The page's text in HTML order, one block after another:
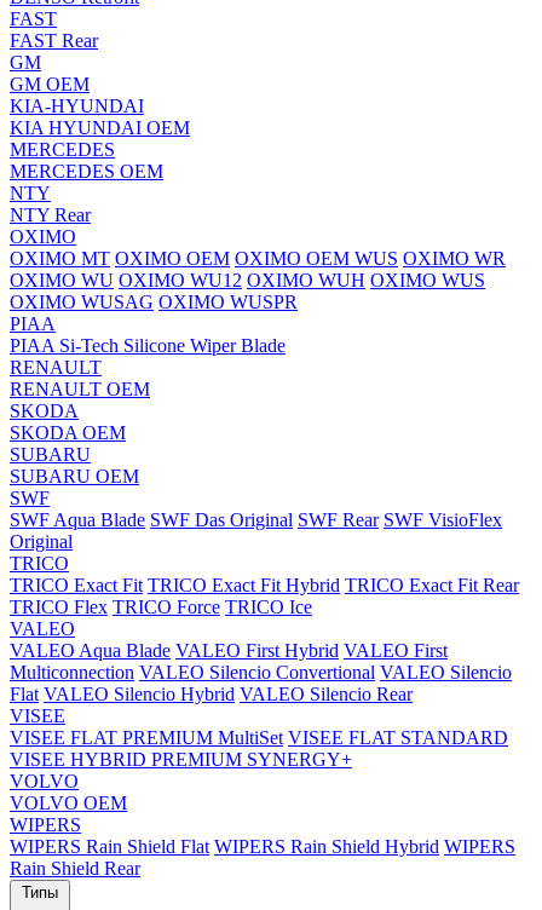
FAST
FAST Rear
GM
GM OEM
KIA-HYUNDAI
KIA HYUNDAI OEM
MERCEDES
MERCEDES OEM
NTY
NTY Rear
OXIMO
OXIMO MT OXIMO OEM OXIMO OEM WUS OXIMO WR
OXIMO WU OXIMO WU12 OXIMO WUH OXIMO WUS
OXIMO WUSAG OXIMO WUSPR
PIAA
PIAA Si-Tech Silicone Wiper Blade
RENAULT
RENAULT OEM
SKODA
SKODA OEM
SUBARU
SUBARU OEM
SWF
SWF Aqua Blade SWF Das Original SWF Rear SWF VisioFlex
Original
TRICO
TRICO Exact Fit TRICO Exact Fit Hybrid TRICO Exact Fit Rear
TRICO Flex TRICO Force TRICO Ice
VALEO
VALEO Aqua Blade VALEO First Hybrid VALEO First
Multiconnection VALEO Silencio Convertional VALEO Silencio
Flat VALEO Silencio Hybrid VALEO Silencio Rear
VISEE
VISEE FLAT PREMIUM MultiSet VISEE FLAT STANDARD
VISEE HYBRID PREMIUM SYNERGY+
VOLVO
VOLVO OEM
WIPERS
WIPERS Rain Shield Flat WIPERS Rain Shield Hybrid WIPERS
Rain Shield Rear
Типы